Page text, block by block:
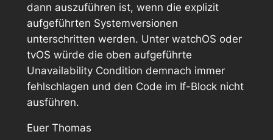
dann auszuführen ist, wenn die explizit
aufgeführten Systemversionen
unterschritten werden. Unter watchOS oder
tvOS würde die oben aufgeführte
Unavailability Condition demnach immer
fehlschlagen und den Code im If-Block nicht
ausführen.
Euer Thomas